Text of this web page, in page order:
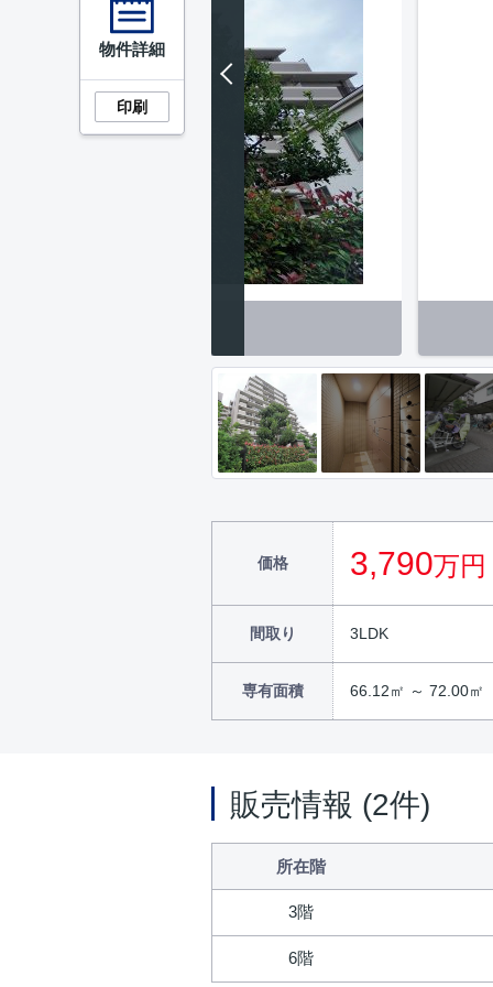
価格 3,790万
間取り 3LDK
専有面積 66.12㎡ ～ 72.00㎡
物件詳細
印刷
販売情報 (2件)
所在階
3階
6階